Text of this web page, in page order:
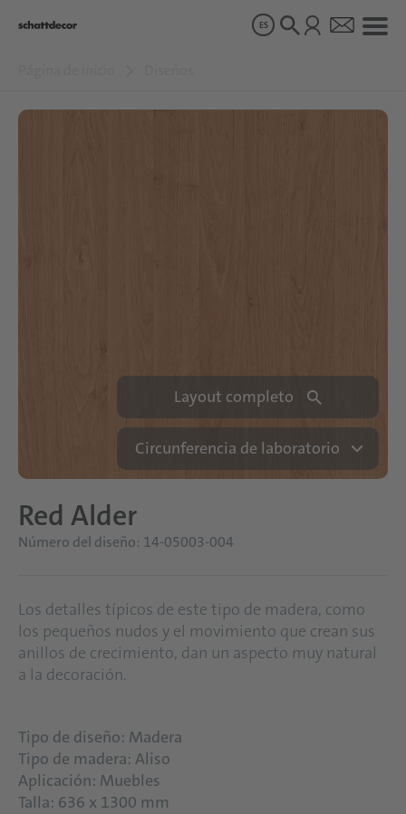
ES
Layout completo
Circunferencia de laboratorio
Red Alder
Número del diseño: 14-05003-004
Los detalles típicos de este tipo de madera, como
los pequeños nudos y el movimiento que crean sus
anillos de crecimiento, dan un aspecto muy natural
a la decoración.
Tipo de diseño: Madera
Tipo de madera: Aliso
Aplicación: Muebles
Talla: 636 x 1300 mm